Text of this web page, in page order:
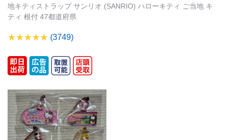
地キティストラップ サンリオ (SANRIO) ハローキティ ご当地 キ
ティ 根付 47都道府県
(3749)